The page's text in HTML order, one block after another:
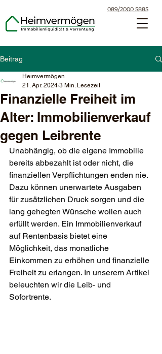
089/2000 5885
Beitrag
Finanzielle Freiheit im
Alter: Immobilienverkauf
gegen Leibrente
Heimvermögen
21. Apr. 2024 3 Min. Lesezeit
Unabhängig, ob die eigene Immobilie
bereits abbezahlt ist oder nicht, die
finanziellen Verpflichtungen enden nie.
Dazu können unerwartete Ausgaben
für zusätzlichen Druck sorgen und die
lang gehegten Wünsche wollen auch
erfüllt werden. Ein Immobilienverkauf
auf Rentenbasis bietet eine
Möglichkeit, das monatliche
Einkommen zu erhöhen und finanzielle
Freiheit zu erlangen. In unserem Artikel
beleuchten wir die Leib- und
Sofortrente.